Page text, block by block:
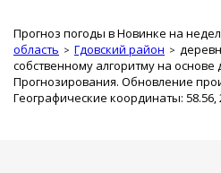
Прогноз погоды в Новинке на
область
Гдовский район
собственному алгоритму на
Прогнозирования. Обновление
Географические координаты: 58.56,